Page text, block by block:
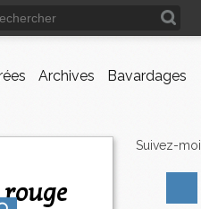
Archives Bavardages
rouge
Suivez-moi